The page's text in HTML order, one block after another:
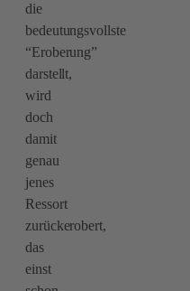
die
bedeutungsvollste
“Eroberung”
darstellt,
wird
doch
damit
genau
jenes
Ressort
zurückerobert,
das
einst